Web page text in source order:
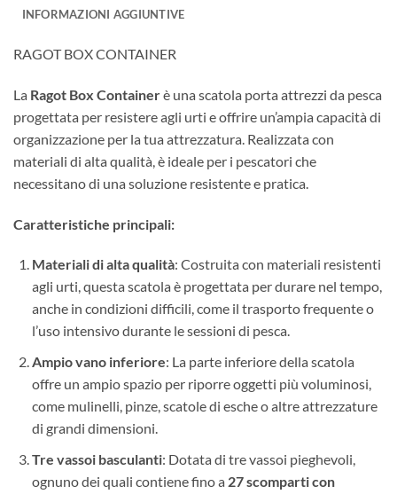
INFORMAZIONI AGGIUNTIVE
RAGOT BOX CONTAINER
La Ragot Box Containerè una scatola porta attrezzi da pesca
progettata per resistere agli urti e offrire un’ampia capacità di
organizzazione per la tua attrezzatura. Realizzata con
materiali di alta qualità, è ideale per i pescatori che
necessitano di una soluzione resistente e pratica.
Caratteristiche principali:
Materiali di alta qualità: Costruita con materiali resistenti
agli urti, questa scatola è progettata per durare nel tempo,
anche in condizioni difficili, come il trasporto frequente o
l’uso intensivo durante le sessioni di pesca.
Ampio vano inferiore: La parte inferiore della scatola
offre un ampio spazio per riporre oggetti più voluminosi,
come mulinelli, pinze, scatole di esche o altre attrezzature
di grandi dimensioni.
Tre vassoi basculanti: Dotata di tre vassoi pieghevoli,
ognuno dei quali contiene fino a 27 scomparti con